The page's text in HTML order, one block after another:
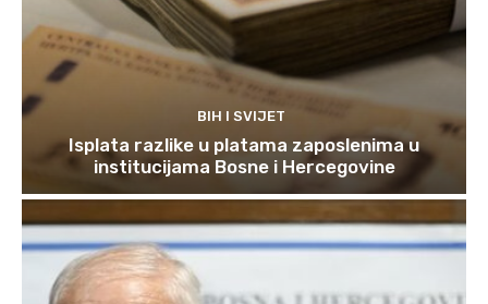
BIH I SVIJET
Isplata razlike u platama zaposlenima u
institucijama Bosne i Hercegovine